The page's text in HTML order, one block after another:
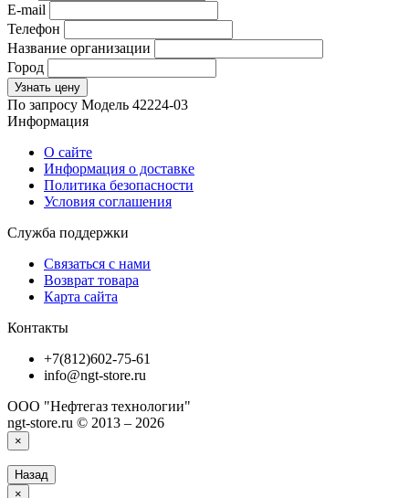
E-mail
Телефон
Название организации
Город
Узнать цену
По запросу Модель 42224-03
Информация
О сайте
Информация о доставке
Политика безопасности
Условия соглашения
Служба поддержки
Связаться с нами
Возврат товара
Карта сайта
Контакты
+7(812)602-75-61
info@ngt-store.ru
ООО "Нефтегаз технологии"
ngt-store.ru © 2013 – 2026
×
Назад
×